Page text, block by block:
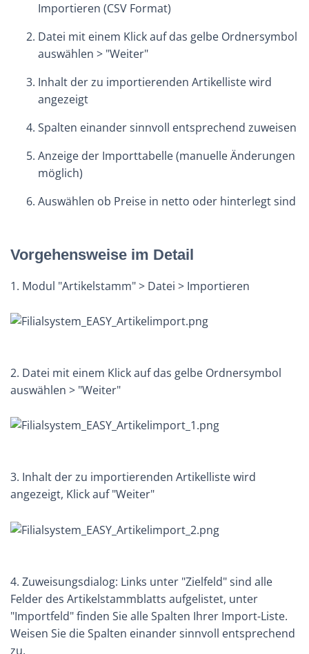
Importieren (CSV Format)
Datei mit einem Klick auf das gelbe Ordnersymbol
auswählen > "Weiter"
Inhalt der zu importierenden Artikelliste wird
angezeigt
Spalten einander sinnvoll entsprechend zuweisen
Anzeige der Importtabelle (manuelle Änderungen
möglich)
Auswählen ob Preise in netto oder hinterlegt sind
Vorgehensweise im Detail
1. Modul "Artikelstamm" > Datei > Importieren
2. Datei mit einem Klick auf das gelbe Ordnersymbol
auswählen > "Weiter"
3. Inhalt der zu importierenden Artikelliste wird
angezeigt, Klick auf "Weiter"
4. Zuweisungsdialog: Links unter "Zielfeld" sind alle
Felder des Artikelstammblatts aufgelistet, unter
"Importfeld" finden Sie alle Spalten Ihrer Import-Liste.
Weisen Sie die Spalten einander sinnvoll entsprechend
zu.